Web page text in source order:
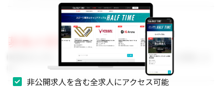
募集の背景
事業拡大に伴い、組織体制を強化するためのメンバーを募集しま
非公開求人を含む全求人にアクセス可能